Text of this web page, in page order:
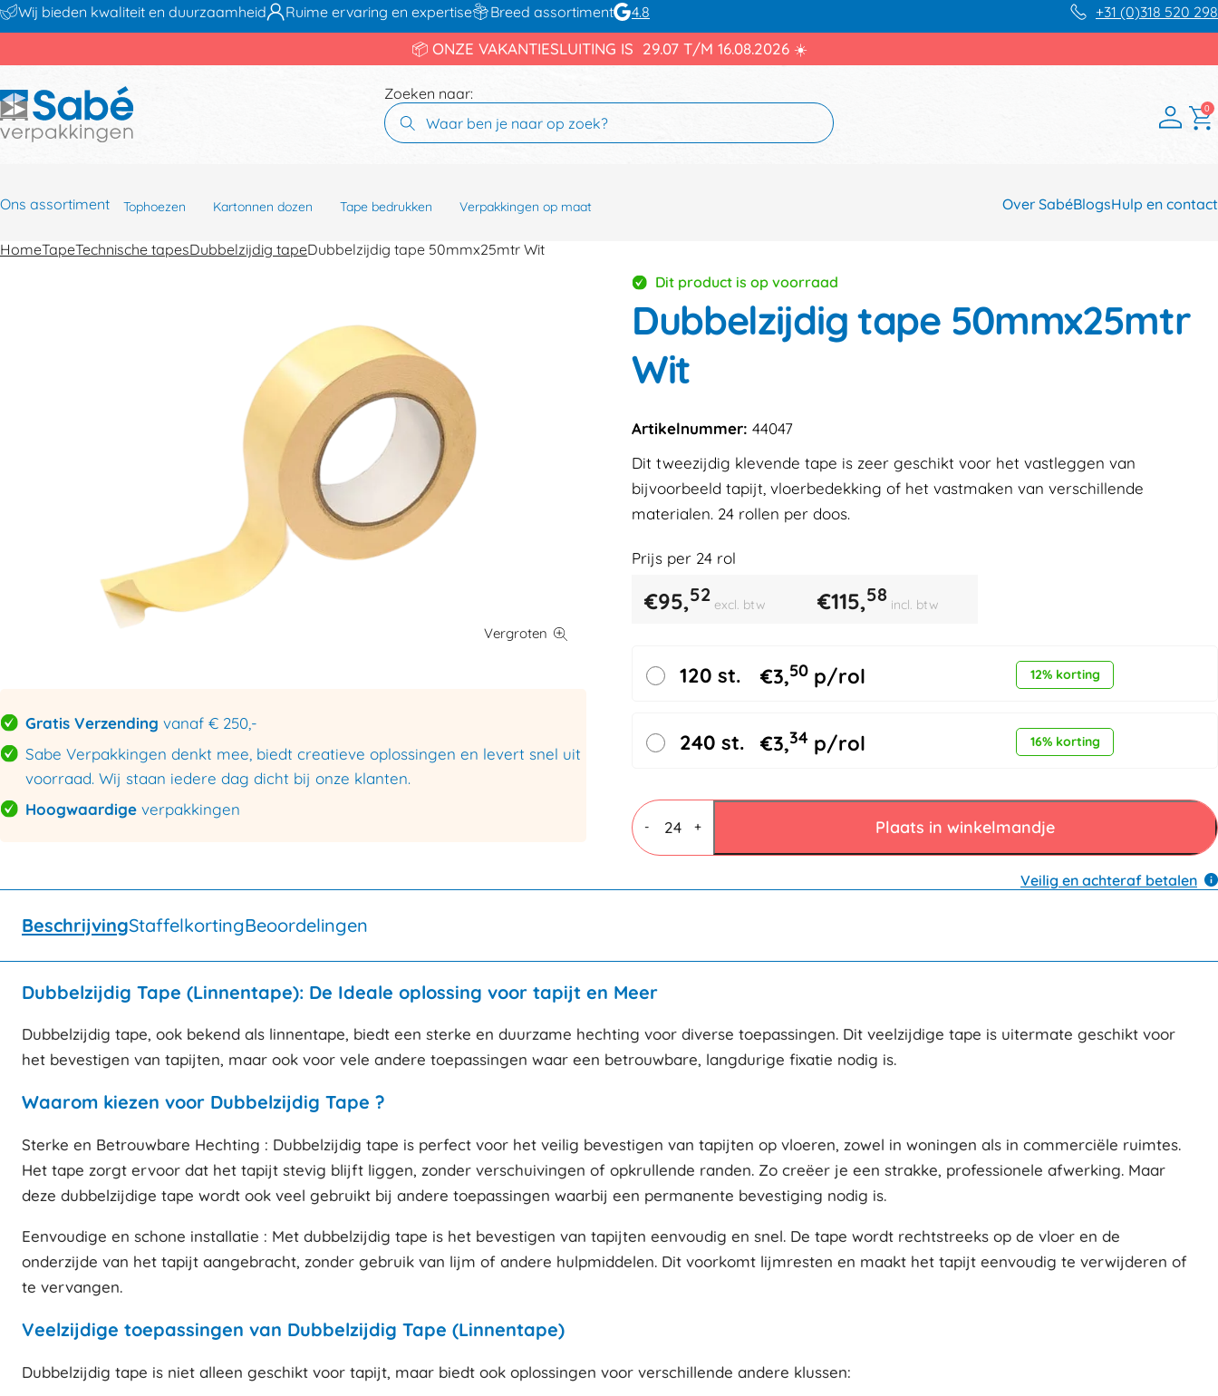
Wij bieden kwaliteit en duurzaamheid Ruime ervaring en expertise Breed assortiment 4.8 +31 (0)318 520 298
📦 ONZE VAKANTIESLUITING IS 29.07 T/M 16.08.2026 ☀️
Zoeken naar:
0
Ons assortiment Over SabéBlogsHulp en contact
Tophoezen Kartonnen dozen Tape bedrukken Verpakkingen op maat
HomeTapeTechnische tapesDubbelzijdig tapeDubbelzijdig tape 50mmx25mtr Wit
Gratis Verzending vanaf € 250,-
Sabe Verpakkingen denkt mee, biedt creatieve oplossingen en levert snel uit
voorraad. Wij staan iedere dag dicht bij onze klanten.
Hoogwaardige verpakkingen
Dit product is op voorraad
Dubbelzijdig tape 50mmx25mtr
Wit
Artikelnummer: 44047
Dit tweezijdig klevende tape is zeer geschikt voor het vastleggen van
bijvoorbeeld tapijt, vloerbedekking of het vastmaken van verschillende
materialen. 24 rollen per doos.
Prijs per 24rol
€95,52 excl. btw €115,58 incl. btw
120 st. €3,50 p/rol 12% korting
240 st. €3,34 p/rol 16% korting
-
Dubbelzijdig
tape
50mmx25mtr
Wit
+ Plaats in winkelmandje
Veilig en achteraf betalen
BeschrijvingStaffelkortingBeoordelingen
Dubbelzijdig Tape (Linnentape): De Ideale oplossing voor tapijt en Meer
Dubbelzijdig tape, ook bekend als linnentape, biedt een sterke en duurzame hechting voor diverse toepassingen. Dit veelzijdige tape is uitermate geschikt voor
het bevestigen van tapijten, maar ook voor vele andere toepassingen waar een betrouwbare, langdurige fixatie nodig is.
Waarom kiezen voor Dubbelzijdig Tape ?
Sterke en Betrouwbare Hechting : Dubbelzijdig tape is perfect voor het veilig bevestigen van tapijten op vloeren, zowel in woningen als in commerciële ruimtes.
Het tape zorgt ervoor dat het tapijt stevig blijft liggen, zonder verschuivingen of opkrullende randen. Zo creëer je een strakke, professionele afwerking. Maar
deze dubbelzijdige tape wordt ook veel gebruikt bij andere toepassingen waarbij een permanente bevestiging nodig is.
Eenvoudige en schone installatie : Met dubbelzijdig tape is het bevestigen van tapijten eenvoudig en snel. De tape wordt rechtstreeks op de vloer en de
onderzijde van het tapijt aangebracht, zonder gebruik van lijm of andere hulpmiddelen. Dit voorkomt lijmresten en maakt het tapijt eenvoudig te verwijderen of
te vervangen.
Veelzijdige toepassingen van Dubbelzijdig Tape (Linnentape)
Dubbelzijdig tape is niet alleen geschikt voor tapijt, maar biedt ook oplossingen voor verschillende andere klussen: